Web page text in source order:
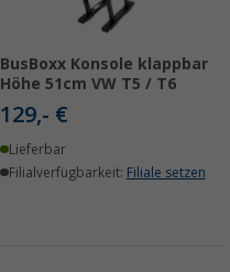
BusBoxx Konsole klappbar
Höhe 51cm VW T5 / T6
129,- €
Lieferbar
Filialverfügbarkeit: Filiale setzen